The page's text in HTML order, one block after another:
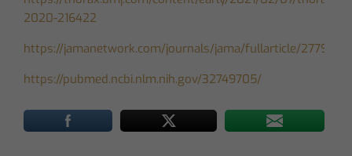
2020-216422
https://jamanetwork.com/journals/jama/fullarticle/2779451
https://pubmed.ncbi.nlm.nih.gov/32749705/